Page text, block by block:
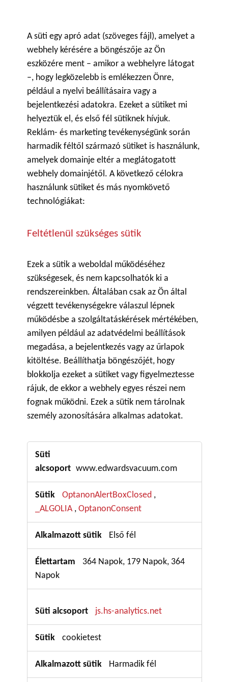
A süti egy apró adat (szöveges fájl), amelyet a
webhely kérésére a böngészője az Ön
eszközére ment – amikor a webhelyre látogat
–, hogy legközelebb is emlékezzen Önre,
például a nyelvi beállításaira vagy a
bejelentkezési adatokra. Ezeket a sütiket mi
helyeztük el, és első fél sütiknek hívjuk.
Reklám- és marketing tevékenységünk során
harmadik féltől származó sütiket is használunk,
amelyek domainje eltér a meglátogatott
webhely domainjétől. A következő célokra
használunk sütiket és más nyomkövető
technológiákat:
Feltétlenül szükséges sütik
Ezek a sütik a weboldal működéséhez
szükségesek, és nem kapcsolhatók ki a
rendszereinkben. Általában csak az Ön által
végzett tevékenységekre válaszul lépnek
működésbe a szolgáltatáskérések mértékében,
amilyen például az adatvédelmi beállítások
megadása, a bejelentkezés vagy az űrlapok
kitöltése. Beállíthatja böngészőjét, hogy
blokkolja ezeket a sütiket vagy figyelmeztesse
rájuk, de ekkor a webhely egyes részei nem
fognak működni. Ezek a sütik nem tárolnak
személy azonosítására alkalmas adatokat.
szükséges
sütik
www.edwardsvacuum.com
OptanonAlertBoxClosed ,
_ALGOLIA , OptanonConsent
Első fél
364 Napok, 179 Napok, 364
Napok
js.hs-analytics.net
cookietest
Harmadik fél